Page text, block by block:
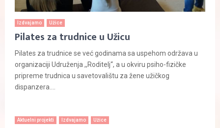
Izdvajamo Užice
Pilates za trudnice u Užicu
Pilates za trudnice se već godinama sa uspehom održava u
organizaciji Udruženja ,,Roditelj“, a u okviru psiho-fizičke
pripreme trudnica u savetovalištu za žene užičkog
dispanzera....
Aktuelni projekti Izdvajamo Užice